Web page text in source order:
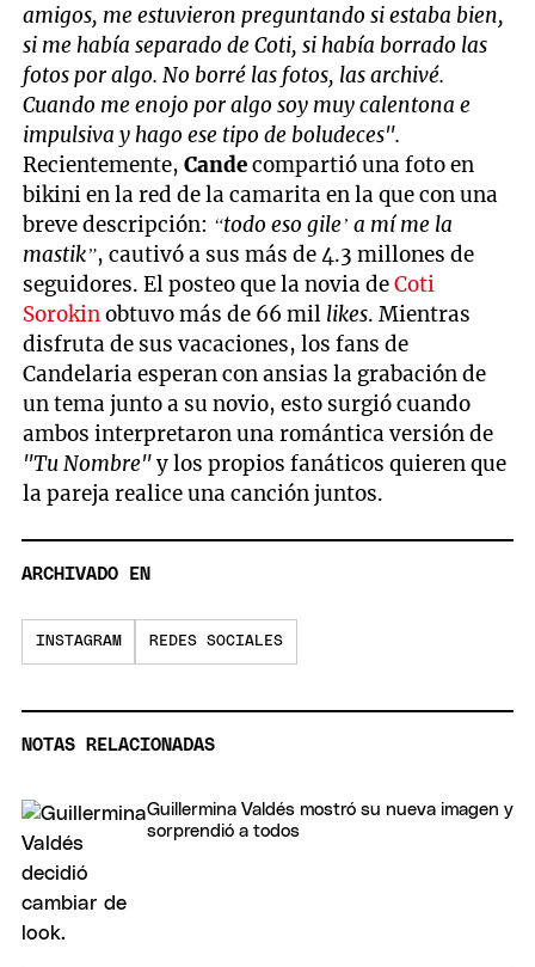
amigos, me estuvieron preguntando si estaba bien,
si me había separado de Coti, si había borrado las
fotos por algo. No borré las fotos, las archivé.
Cuando me enojo por algo soy muy calentona e
impulsiva y hago ese tipo de boludeces".
Recientemente,Candecompartió una foto en
bikini en la red de la camarita en la que con una
breve descripción: “todo eso gile’ a mí me la
mastik”, cautivó a sus más de 4.3 millones de
seguidores. El posteo que la novia deCoti
Sorokinobtuvo más de 66 mil likes. Mientras
disfruta de sus vacaciones, los fans de
Candelaria esperan con ansias la grabación de
un tema junto a su novio, esto surgió cuando
ambos interpretaron una romántica versión de
"Tu Nombre"y los propios fanáticos quieren que
la pareja realice una canción juntos.
ARCHIVADO EN
INSTAGRAM REDES SOCIALES
NOTAS RELACIONADAS
Guillermina Valdés mostró su nueva imagen y
sorprendió a todos